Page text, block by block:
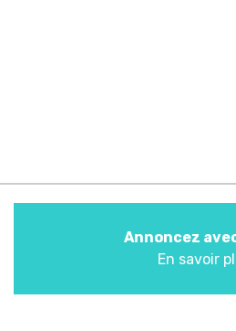
Annoncez
En savoir